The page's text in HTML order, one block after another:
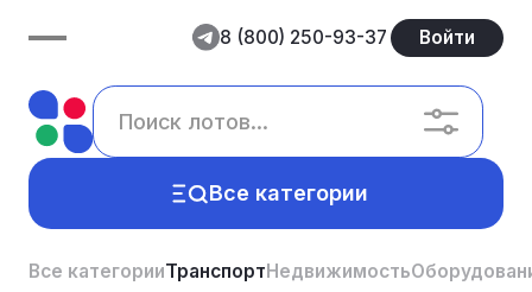
8 (800) 250-93-37 Войти
Все категории
Все категорииТранспортНедвижимость